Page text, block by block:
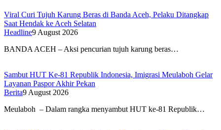
Viral Curi Tujuh Karung Beras di Banda Aceh, Pelaku Ditangkap
Saat Hendak ke Aceh Selatan
Headline9 August 2026
BANDA ACEH – Aksi pencurian tujuh karung beras…
Sambut HUT Ke-81 Republik Indonesia, Imigrasi Meulaboh Gelar
Layanan Paspor Akhir Pekan
Berita9 August 2026
Meulaboh – Dalam rangka menyambut HUT ke-81 Republik…